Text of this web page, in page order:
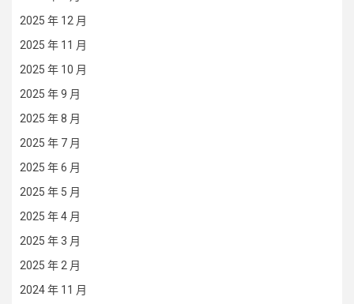
2025 年 12 月
2025 年 11 月
2025 年 10 月
2025 年 9 月
2025 年 8 月
2025 年 7 月
2025 年 6 月
2025 年 5 月
2025 年 4 月
2025 年 3 月
2025 年 2 月
2024 年 11 月